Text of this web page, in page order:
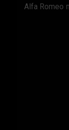
Alfa Romeo